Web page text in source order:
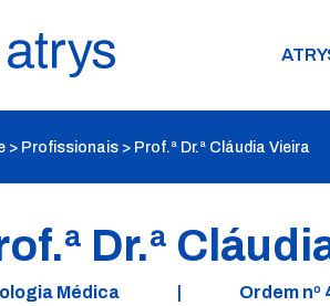
> Profissionais > Prof.ª Dr.ª Cláudia Vieira
Dr.ª
Médica Ordem nº